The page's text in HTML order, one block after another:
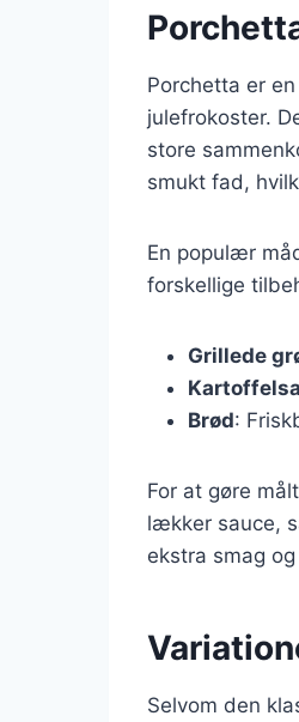
Porchetta er
julefrokoster.
store
smukt fad,
En populær
forskellige
Grillede
Brød:
For at gøre
lækker sauce,
ekstra smag
Selvom den